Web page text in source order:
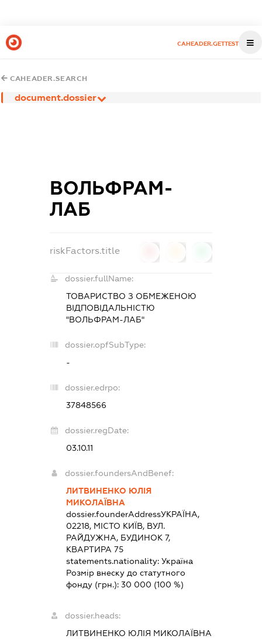
CAHEADER.GETTEST
CAHEADER.SEARCH
document.dossier
ВОЛЬФРАМ-
ЛАБ
riskFactors.title
dossier.fullName:
ТОВАРИСТВО З ОБМЕЖЕНОЮ
ВІДПОВІДАЛЬНІСТЮ
"ВОЛЬФРАМ-ЛАБ"
dossier.opfSubType:
-
dossier.edrpo:
37848566
dossier.regDate:
03.10.11
dossier.foundersAndBenef:
ЛИТВИНЕНКО ЮЛІЯ
МИКОЛАЇВНА
dossier.founderAddressУКРАЇНА,
02218, МІСТО КИЇВ, ВУЛ.
РАЙДУЖНА, БУДИНОК 7,
КВАРТИРА 75
statements.nationality:Україна
Розмір внеску до статутного
фонду (грн.):30 000 (100 %)
dossier.heads:
ЛИТВИНЕНКО ЮЛІЯ МИКОЛАЇВНА